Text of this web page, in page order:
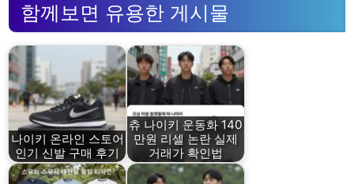
함께보면 유용한 게시물
나이키 온라인 스토어
인기 신발 구매 후기
츄 나이키 운동화 140
만원 리셀 논란 실제
거래가 확인법